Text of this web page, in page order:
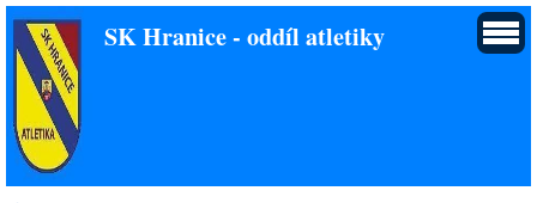
SK Hranice - oddíl atletiky